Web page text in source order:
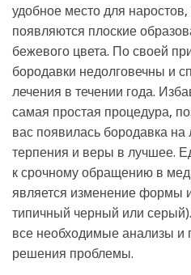
удобное место для
появляются плоские
бежевого цвета. По своей
бородавки недолговечны и
лечения в течении года.
самая простая процедура,
вас появилась бородавка на
терпения и веры в лучшее.
к срочному обращению в
является изменение формы
типичный черный или
все необходимые анализы и
решения проблемы.